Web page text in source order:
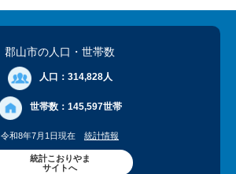
郡山市の人口 ・世帯数
人口： 314,828人
世帯数： 145,597世帯
令和8年7月1日現在 統計情報
統計こおりやま
サイトへ